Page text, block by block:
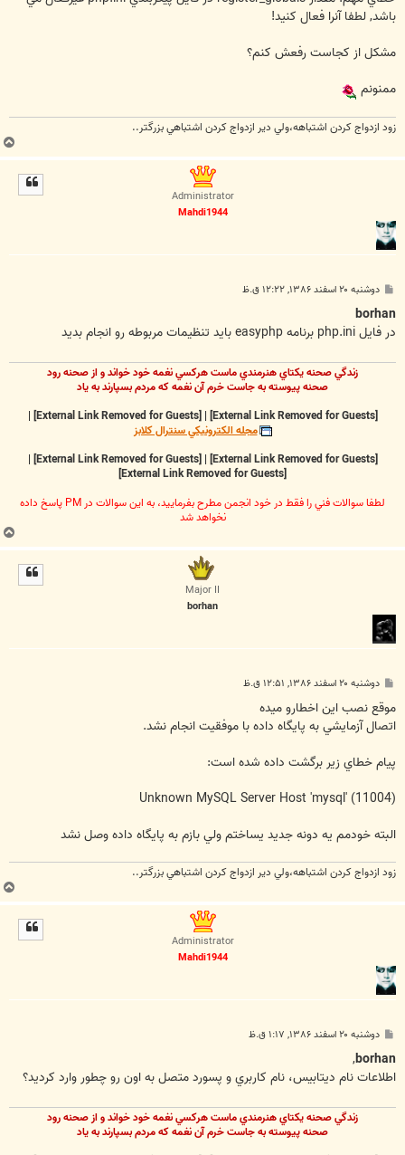
باشد, لطفا آنرا فعال كنيد!
مشکل از کجاست رفعش کنم؟
ممنونم
زود ازدواج کردن اشتباهه،ولي دير ازدواج کردن اشتباهي بزرگتر..
ب
ا
Administrator
Mahdi1944
پ
ت
دوشنبه ۲۰ اسفند ۱۳۸۶, ۱۲:۲۲ ق.ظ
borhan
در فايل php.ini برنامه easyphp بايد تنظيمات مربوطه رو انجام بديد
زندگي صحنه يکتاي هنرمندي ماست هرکسي نغمه خود خواند و از صحنه رود
صحنه پيوسته به جاست خرم آن نغمه که مردم بسپارند به ياد
|
|
مجله الکترونيکي سنترال کلابز
|
|
لطفا سوالات فني را فقط در خود انجمن مطرح بفرماييد، به اين سوالات در PM پاسخ داده
نخواهد شد
ب
ا
Major II
borhan
پ
ت
دوشنبه ۲۰ اسفند ۱۳۸۶, ۱۲:۵۱ ق.ظ
موقع نصب اين اخطارو ميده
اتصال آزمايشي به پايگاه داده با موفقيت انجام نشد.
پيام خطاي زير برگشت داده شده است:
Unknown MySQL Server Host 'mysql' (11004)
البته خودمم يه دونه جديد يساختم ولي بازم به پايگاه داده وصل نشد
زود ازدواج کردن اشتباهه،ولي دير ازدواج کردن اشتباهي بزرگتر..
ب
ا
Administrator
Mahdi1944
پ
ت
دوشنبه ۲۰ اسفند ۱۳۸۶, ۱:۱۷ ق.ظ
borhan
,
اطلاعات نام ديتابيس، نام کاربري و پسورد متصل به اون رو چطور وارد کرديد؟
زندگي صحنه يکتاي هنرمندي ماست هرکسي نغمه خود خواند و از صحنه رود
صحنه پيوسته به جاست خرم آن نغمه که مردم بسپارند به ياد